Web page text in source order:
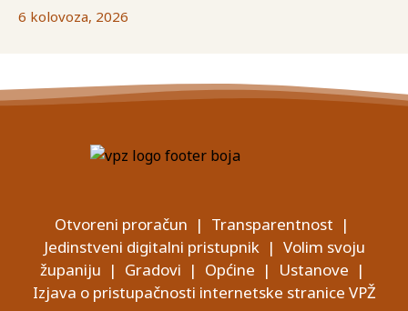
6 kolovoza, 2026
Otvoreni proračun | Transparentnost |
Jedinstveni digitalni pristupnik| Volim svoju
županiju | Gradovi | Općine | Ustanove |
Izjava o pristupačnosti internetske stranice VPŽ